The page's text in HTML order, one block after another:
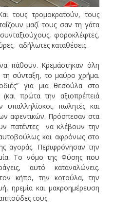
τους τρομοκρατούν, τους
μαζί τους σαν τη γάτα
φοροκλέφτες,
αδήλωτες καταθέσεις.
πάθουν. Κρεμάστηκαν όλη
σύνταξη, το μαύρο χρήμα.
για μια θεσούλα στο
πρώτα την αξιοπρέπειά
υπαλληλίσκοι, πωλητές και
αφεντικών. Πρόσπεσαν στα
πατέντες να κλέβουν την
και αφρόνως στο
αγοράς. Περιφρόνησαν την
Το νόμο της Φύσης που
αυτό καταναλώνεις.
κήπο, την κοτούλα, την
ηρεμία και μακροημέρευση
τους.